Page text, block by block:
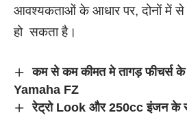
आवश्यकताओं के आधार पर, दोनों में से
हो सकता है।
कम से कम कीमत मे तागड़ फीचर्स
Yamaha FZ
रेट्रो Look और 250cc इंजन के